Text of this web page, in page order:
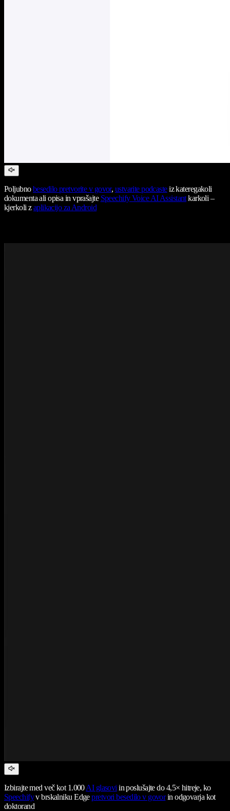
Poljubnobesedilo pretvorite v govor, ustvarite podcasteiz kateregakoli
dokumenta ali opisa in vprašajte Speechify Voice AI Assistantkarkoli –
kjerkoli zaplikacijo za Android
Izbirajte med več kot 1.000AI glasovi in poslušajte do 4,5× hitreje, ko
Speechifyv brskalniku Edgepretvori besedilo v govorin odgovarja kot
doktorand